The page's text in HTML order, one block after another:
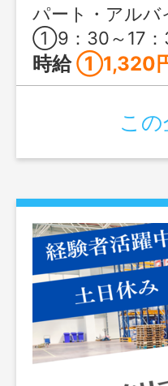
パート・アルバ
①9：30～17：30 (実働7
時給①1,320
こ